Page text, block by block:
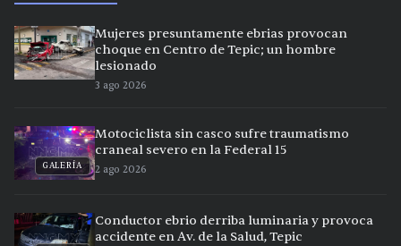
Mujeres presuntamente ebrias provocan
choque en Centro de Tepic; un hombre
lesionado
3 ago 2026
GALERÍA
Motociclista sin casco sufre traumatismo
craneal severo en la Federal 15
2 ago 2026
Conductor ebrio derriba luminaria y provoca
accidente en Av. de la Salud, Tepic